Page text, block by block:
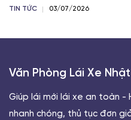
TIN TỨC 03/07/2026
Văn Phòng Lái Xe
Giúp lái mới lái xe an toàn -
nhanh chóng, thủ tục đơn